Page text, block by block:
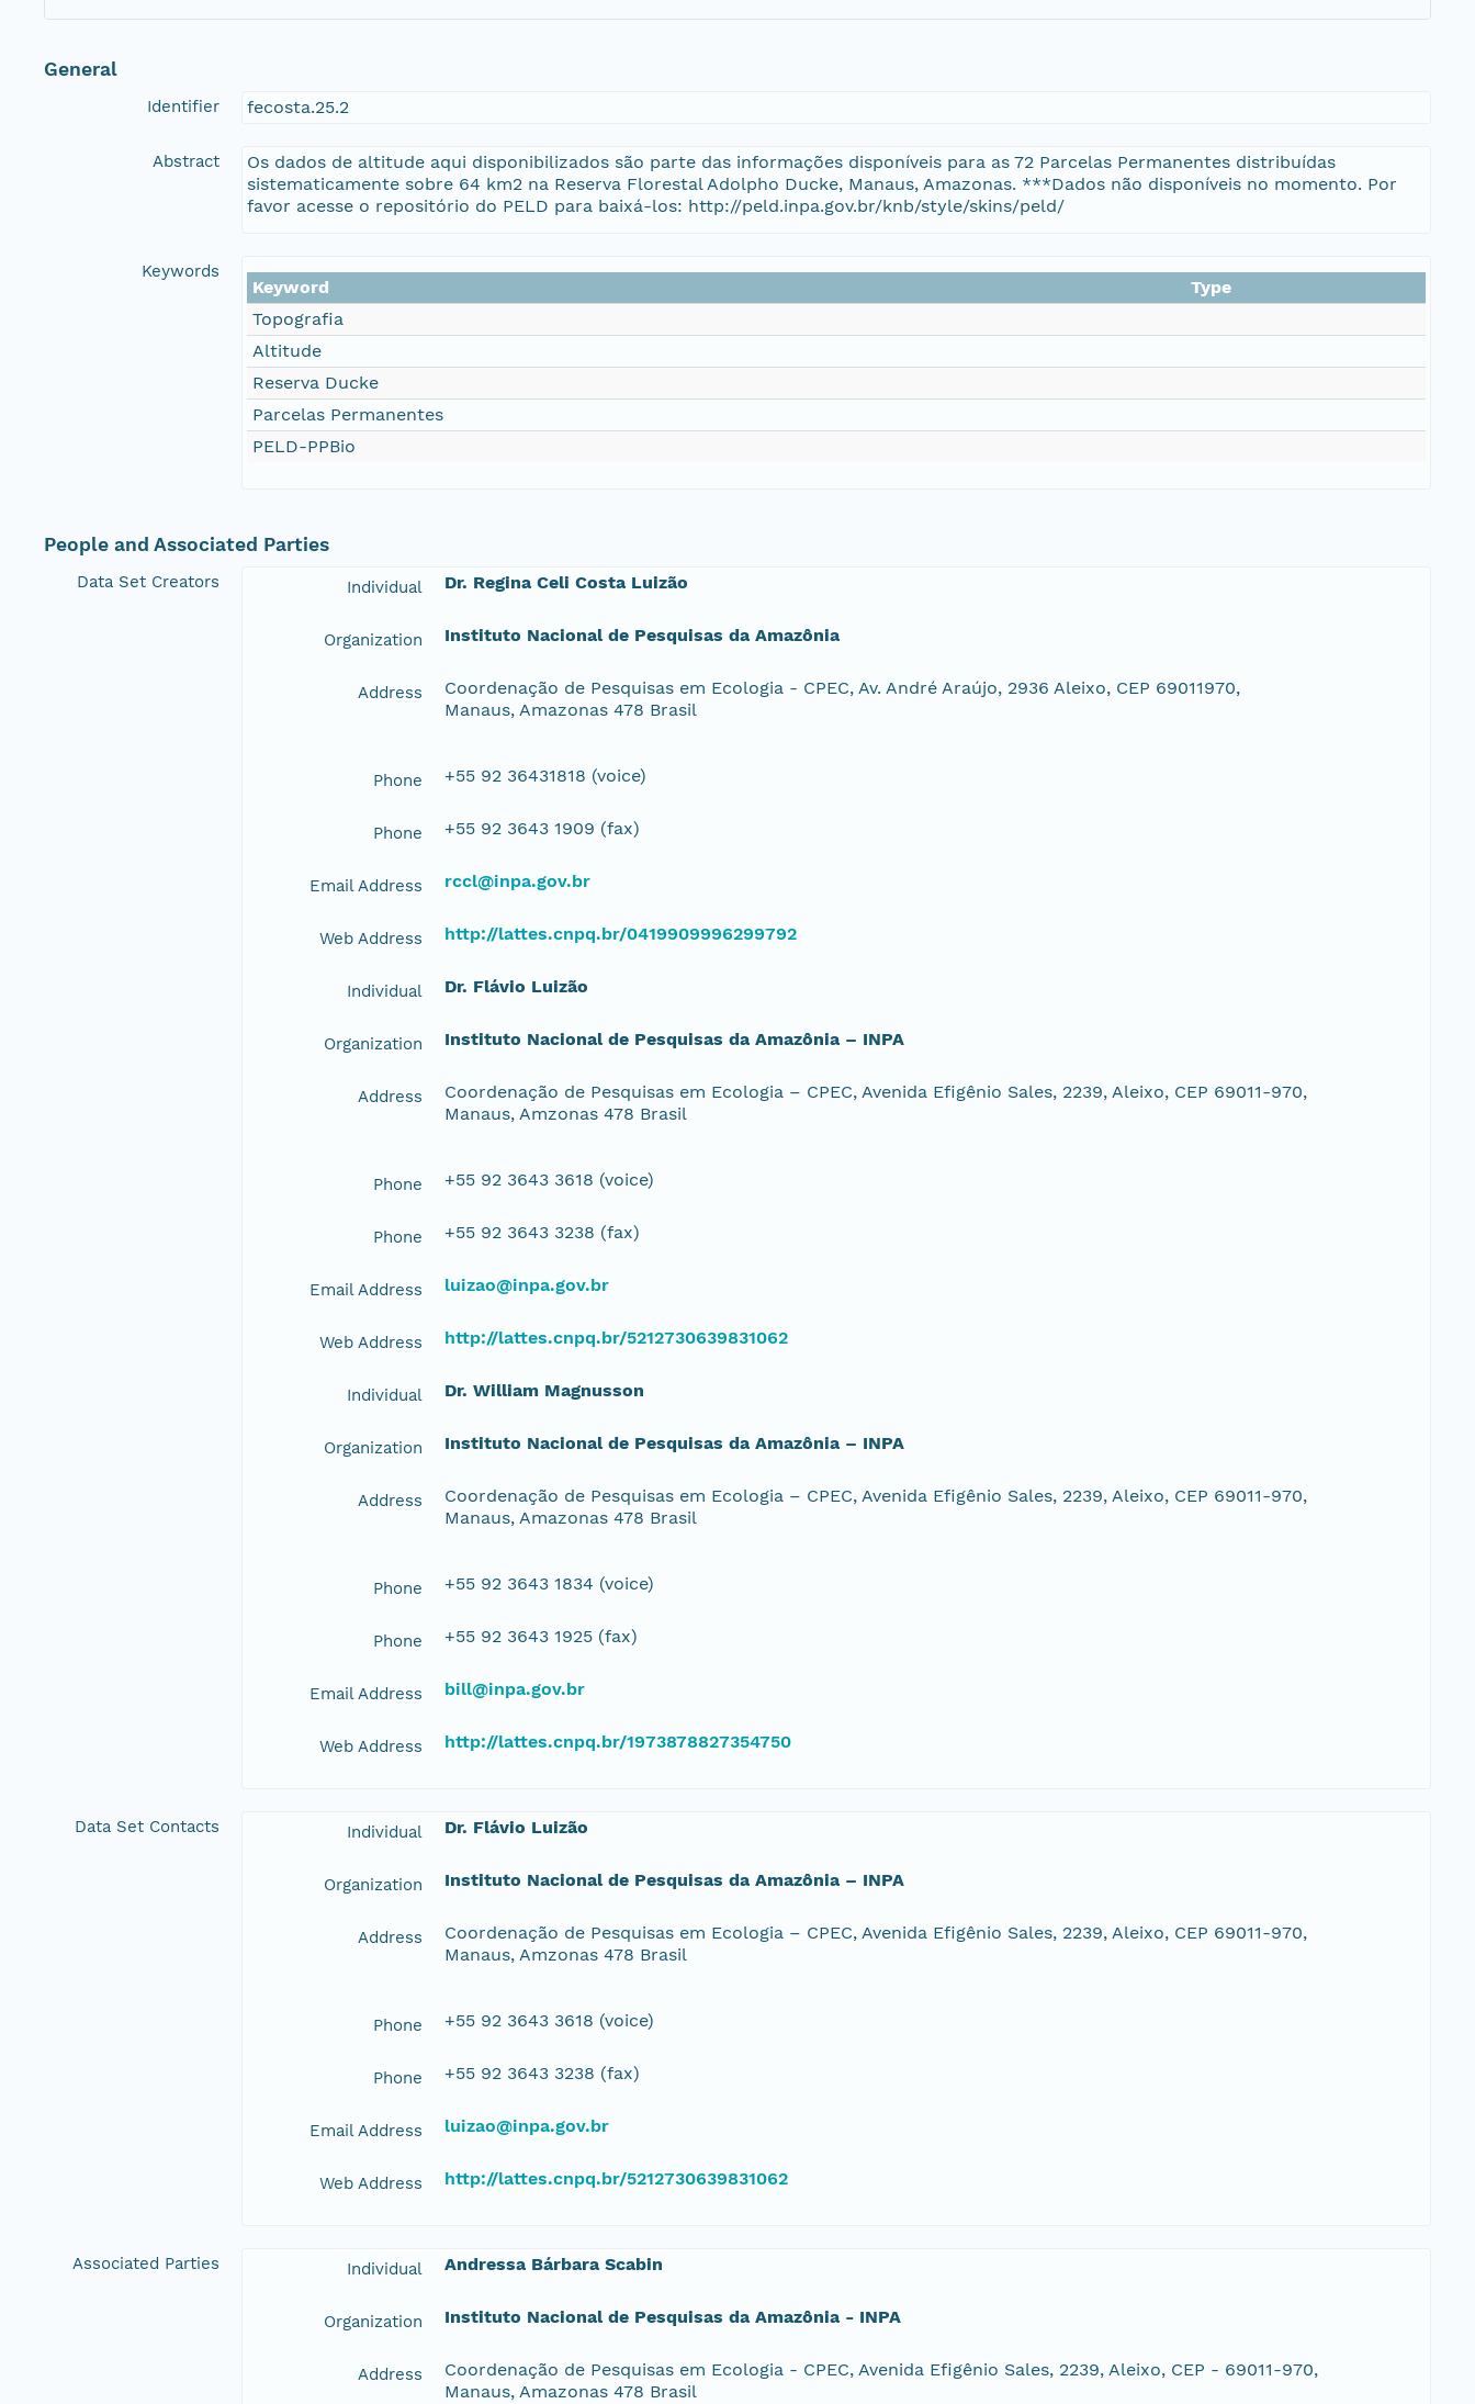
General
Identifier fecosta.25.2
Abstract
Os dados de altitude aqui disponibilizados são parte das informações disponíveis para as 72 Parcelas Permanentes distribuídas
sistematicamente sobre 64 km2 na Reserva Florestal Adolpho Ducke, Manaus, Amazonas. ***Dados não disponíveis no momento. Por
favor acesse o repositório do PELD para baixá-los: http://peld.inpa.gov.br/knb/style/skins/peld/
Keywords
Keyword
Type
Topografia
Altitude
Reserva Ducke
Parcelas Permanentes
PELD-PPBio
People and Associated Parties
Data Set Creators Individual Dr. Regina Celi Costa Luizão
Organization Instituto Nacional de Pesquisas da Amazônia
Address
Coordenação de Pesquisas em Ecologia - CPEC, Av. André Araújo, 2936 Aleixo, CEP 69011970,
Manaus, Amazonas 478 Brasil
Phone +55 92 36431818 (voice)
Phone +55 92 3643 1909 (fax)
Email Address rccl@inpa.gov.br
Web Address http://lattes.cnpq.br/0419909996299792
Individual Dr. Flávio Luizão
Organization Instituto Nacional de Pesquisas da Amazônia – INPA
Address
Coordenação de Pesquisas em Ecologia – CPEC, Avenida Efigênio Sales, 2239, Aleixo, CEP 69011-970,
Manaus, Amzonas 478 Brasil
Phone +55 92 3643 3618 (voice)
Phone +55 92 3643 3238 (fax)
Email Address luizao@inpa.gov.br
Web Address http://lattes.cnpq.br/5212730639831062
Individual Dr. William Magnusson
Organization Instituto Nacional de Pesquisas da Amazônia – INPA
Address
Coordenação de Pesquisas em Ecologia – CPEC, Avenida Efigênio Sales, 2239, Aleixo, CEP 69011-970,
Manaus, Amazonas 478 Brasil
Phone +55 92 3643 1834 (voice)
Phone +55 92 3643 1925 (fax)
Email Address bill@inpa.gov.br
Web Address http://lattes.cnpq.br/1973878827354750
Data Set Contacts Individual Dr. Flávio Luizão
Organization Instituto Nacional de Pesquisas da Amazônia – INPA
Address
Coordenação de Pesquisas em Ecologia – CPEC, Avenida Efigênio Sales, 2239, Aleixo, CEP 69011-970,
Manaus, Amzonas 478 Brasil
Phone +55 92 3643 3618 (voice)
Phone +55 92 3643 3238 (fax)
Email Address luizao@inpa.gov.br
Web Address http://lattes.cnpq.br/5212730639831062
Associated Parties Individual Andressa Bárbara Scabin
Organization Instituto Nacional de Pesquisas da Amazônia - INPA
Address
Coordenação de Pesquisas em Ecologia - CPEC, Avenida Efigênio Sales, 2239, Aleixo, CEP - 69011-970,
Manaus, Amazonas 478 Brasil